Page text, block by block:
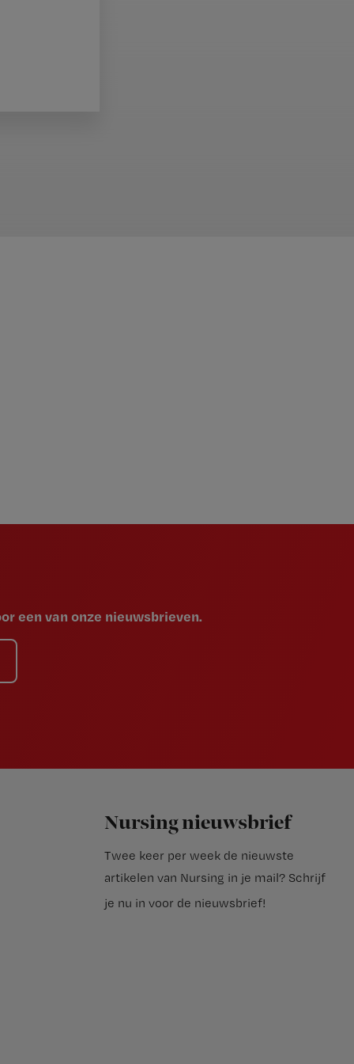
een van onze nieuwsbrieven.
Nursing nieuwsbrief
Twee keer per week de nieuwste
artikelen van Nursing in je mail? Schrijf
je nu in voor de nieuwsbrief!